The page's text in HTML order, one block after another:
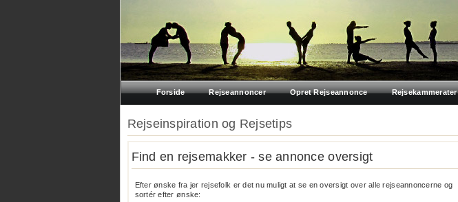
Forside Rejseannoncer Opret Rejseannonce Rejsekammerater
Rejseinspiration og Rejsetips
Find en rejsemakker - se annonce oversigt
Efter ønske fra jer rejsefolk er det nu muligt at se en oversigt over alle rejseannoncerne og
sortér efter ønske: